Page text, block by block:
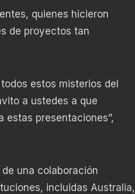
quienes hicieron
de proyectos tan
estos misterios del
a ustedes a que
presentaciones”,
una colaboración
incluidas Australia,